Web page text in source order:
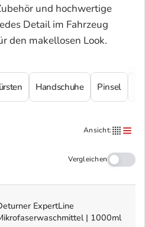
und hochwertige
Detail im Fahrzeug
den makellosen Look.
Handschuhe Pinsel
Ansicht:
Vergleichen
ExpertLine
| 1000ml